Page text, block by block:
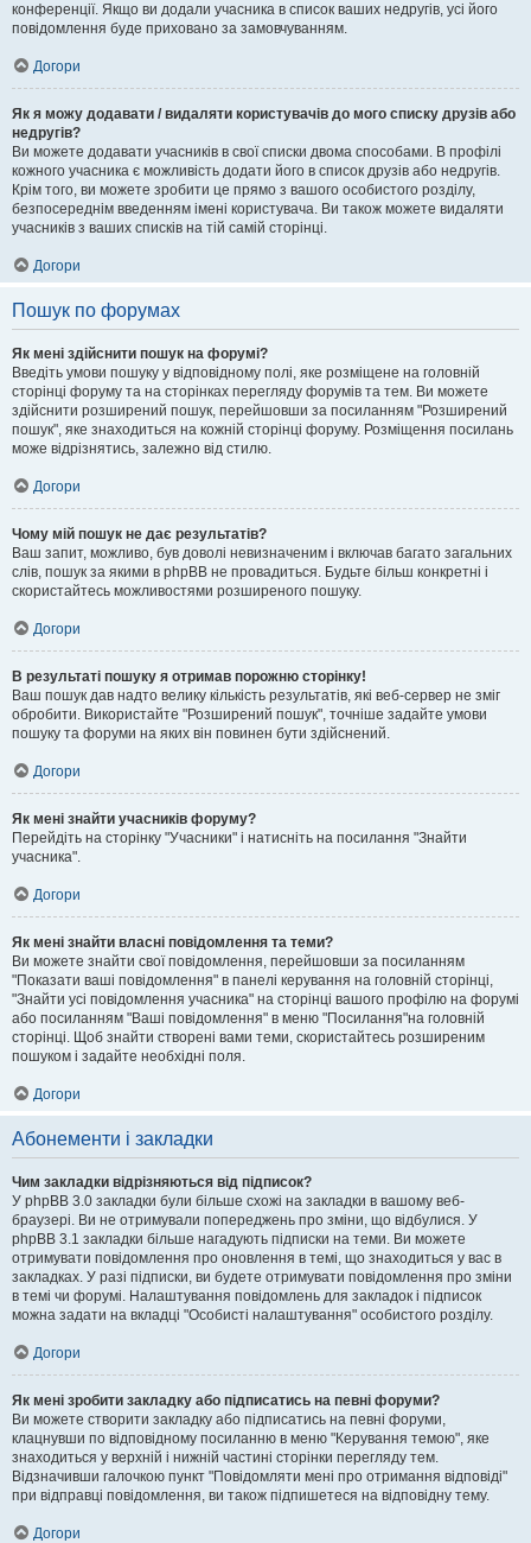
конференції. Якщо ви додали учасника в список ваших недругів, усі його
повідомлення буде приховано за замовчуванням.
Догори
Як я можу додавати / видаляти користувачів до мого списку друзів або
недругів?
Ви можете додавати учасників в свої списки двома способами. В профілі
кожного учасника є можливість додати його в список друзів або недругів.
Крім того, ви можете зробити це прямо з вашого особистого розділу,
безпосереднім введенням імені користувача. Ви також можете видаляти
учасників з ваших списків на тій самій сторінці.
Догори
Пошук по форумах
Як мені здійснити пошук на форумі?
Введіть умови пошуку у відповідному полі, яке розміщене на головній
сторінці форуму та на сторінках перегляду форумів та тем. Ви можете
здійснити розширений пошук, перейшовши за посиланням "Розширений
пошук", яке знаходиться на кожній сторінці форуму. Розміщення посилань
може відрізнятись, залежно від стилю.
Догори
Чому мій пошук не дає результатів?
Ваш запит, можливо, був доволі невизначеним і включав багато загальних
слів, пошук за якими в phpBB не провадиться. Будьте більш конкретні і
скористайтесь можливостями розширеного пошуку.
Догори
В результаті пошуку я отримав порожню сторінку!
Ваш пошук дав надто велику кількість результатів, які веб-сервер не зміг
обробити. Використайте "Розширений пошук", точніше задайте умови
пошуку та форуми на яких він повинен бути здійснений.
Догори
Як мені знайти учасників форуму?
Перейдіть на сторінку "Учасники" і натисніть на посилання "Знайти
учасника".
Догори
Як мені знайти власні повідомлення та теми?
Ви можете знайти свої повідомлення, перейшовши за посиланням
"Показати ваші повідомлення" в панелі керування на головній сторінці,
"Знайти усі повідомлення учасника" на сторінці вашого профілю на форумі
або посиланням "Ваші повідомлення" в меню "Посилання"на головній
сторінці. Щоб знайти створені вами теми, скористайтесь розширеним
пошуком і задайте необхідні поля.
Догори
Абонементи і закладки
Чим закладки відрізняються від підписок?
У phpBB 3.0 закладки були більше схожі на закладки в вашому веб-
браузері. Ви не отримували попереджень про зміни, що відбулися. У
phpBB 3.1 закладки більше нагадують підписки на теми. Ви можете
отримувати повідомлення про оновлення в темі, що знаходиться у вас в
закладках. У разі підписки, ви будете отримувати повідомлення про зміни
в темі чи форумі. Налаштування повідомлень для закладок і підписок
можна задати на вкладці "Особисті налаштування" особистого розділу.
Догори
Як мені зробити закладку або підписатись на певні форуми?
Ви можете створити закладку або підписатись на певні форуми,
клацнувши по відповідному посиланню в меню "Керування темою", яке
знаходиться у верхній і нижній частині сторінки перегляду тем.
Відзначивши галочкою пункт "Повідомляти мені про отримання відповіді"
при відправці повідомлення, ви також підпишетеся на відповідну тему.
Догори